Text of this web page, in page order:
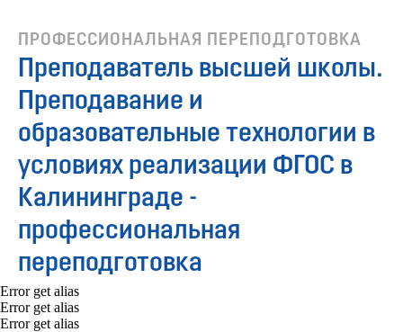
ПРОФЕССИОНАЛЬНАЯ ПЕРЕПОДГОТОВКА
Преподаватель высшей школы.
Преподавание и
образовательные технологии в
условиях реализации ФГОС в
Калининграде -
профессиональная
переподготовка
Error get alias
Error get alias
Error get alias